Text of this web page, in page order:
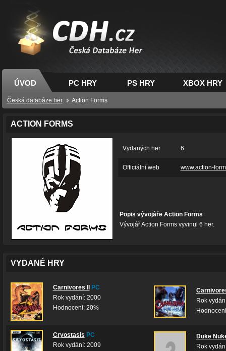
CDH.cz - hry na PC,
PS, XBOX - Česká
databáze her
ÚVOD PC HRY PS HRY XBOX HRY
Česká databáze her Action Forms
ACTION FORMS
Vydaných her 6
Officiální web www.action-
Popis vývojáře Action Forms
Vývojář Action Forms vyvinul 6 her.
VYDANÉ HRY
Carnivores II
PC
Rok vydání: 2000
Hodnoceni: 20%
Rok
Cryostasis PC
Rok vydání: 2009
Duke
Rok